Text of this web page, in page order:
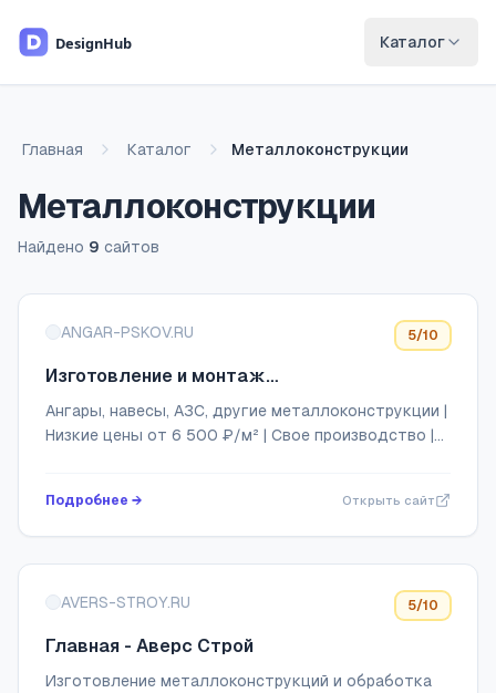
Каталог
Главная Каталог Металлоконструкции
Металлоконструкции
Найдено 9 сайтов
Список сайтов
ANGAR-PSKOV.RU 5/10
Изготовление и монтаж
металлоконструкций любой сложности
под заказ
Ангары, навесы, АЗС, другие металлоконструкции |
Низкие цены от 6 500 ₽/м² | Свое производство |
Подробнее → Открыть сайт
AVERS-STROY.RU 5/10
Главная - Аверс Строй
Изготовление металлоконструкций и обработка